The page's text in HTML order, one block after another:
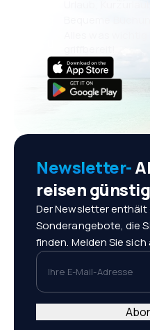
Bequeme
Newsletter-
reisen
Der Newsletter enthält
Sonderangebote, die
finden. Melden Sie
Ihre E-Mail-Adresse